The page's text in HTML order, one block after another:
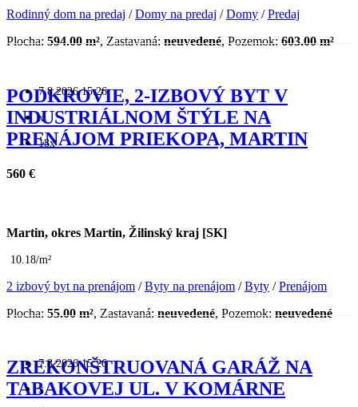
Rodinný dom na predaj /Domy na predaj /Domy /Predaj
Plocha: 594.00 m², Zastavaná: neuvedené, Pozemok: 603.00 m²
7.8.2026 15:26
x
18x
PODKROVIE, 2-IZBOVÝ BYT V
INDUSTRIÁLNOM ŠTÝLE NA
PRENÁJOM PRIEKOPA, MARTIN
560 €
Martin, okres Martin, Žilinský kraj [SK]
10.18/m²
2 izbový byt na prenájom /Byty na prenájom /Byty /Prenájom
Plocha: 55.00 m², Zastavaná: neuvedené, Pozemok: neuvedené
7.8.2026 15:26
x
ZREKONŠTRUOVANÁ GARÁŽ NA
TABAKOVEJ UL. V KOMÁRNE